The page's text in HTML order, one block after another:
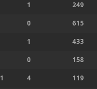
1
249
0
615
1
433
0
158
4
119